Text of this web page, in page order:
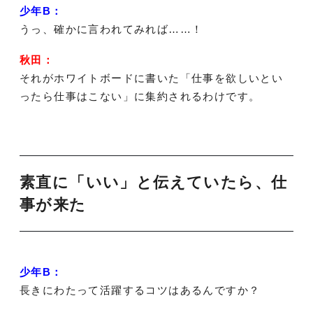
少年B：
うっ、確かに言われてみれば……！
秋田：
それがホワイトボードに書いた「仕事を欲しいとい
ったら仕事はこない」に集約されるわけです。
素直に「いい」と伝えていたら、仕
事が来た
少年B：
長きにわたって活躍するコツはあるんですか？